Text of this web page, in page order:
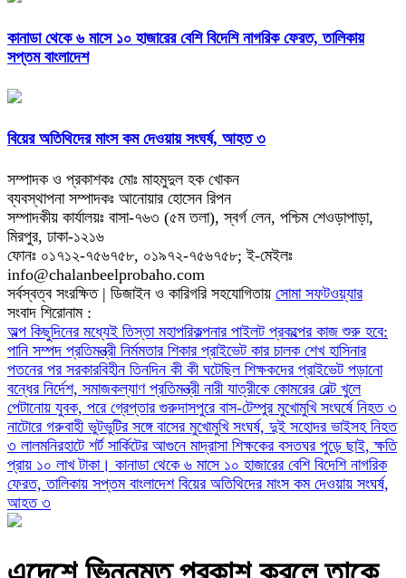
কানাডা থেকে ৬ মাসে ১০ হাজারের বেশি বিদেশি নাগরিক ফেরত, তালিকায়
সপ্তম বাংলাদেশ
বিয়ের অতিথিদের মাংস কম দেওয়ায় সংঘর্ষ, আহত ৩
সম্পাদক ও প্রকাশকঃ মোঃ মাহমুদুল হক খোকন
ব্যবস্থাপনা সম্পাদকঃ আনোয়ার হোসেন রিপন
সম্পাদকীয় কার্যালয়ঃ বাসা-৭৬৩ (৫ম তলা), স্বর্গ লেন, পশ্চিম শেওড়াপাড়া,
মিরপুর, ঢাকা-১২১৬
ফোনঃ ০১৭১২-৭৫৬৭৫৮, ০১৯৭২-৭৫৬৭৫৮; ই-মেইলঃ
info@chalanbeelprobaho.com
সর্বস্বত্ব সংরক্ষিত | ডিজাইন ও কারিগরি সহযোগিতায় সোমা সফটওয়্যার
সংবাদ শিরোনাম :
অল্প কিছুদিনের মধ্যেই তিস্তা মহাপরিকল্পনার পাইলট প্রকল্পের কাজ শুরু হবে:
পানি সম্পদ প্রতিমন্ত্রী নির্মমতার শিকার প্রাইভেট কার চালক শেখ হাসিনার
পতনের পর সরকারবিহীন তিনদিন কী কী ঘটেছিল শিক্ষকদের প্রাইভেট পড়ানো
বন্ধের নির্দেশ, সমাজকল্যাণ প্রতিমন্ত্রী নারী যাত্রীকে কোমরের বেল্ট খুলে
পেটানোয় যুবক, পরে গ্রেপ্তার গুরুদাসপুরে বাস-টেম্পুর মুখোমুখি সংঘর্ষে নিহত ৩
নাটোরে গরুবাহী ভুটভুটির সঙ্গে বাসের মুখোমুখি সংঘর্ষ, দুই সহোদর ভাইসহ নিহত
৩ লালমনিরহাটে শর্ট সার্কিটের আগুনে মাদ্রাসা শিক্ষকের বসতঘর পুড়ে ছাই, ক্ষতি
প্রায় ১০ লাখ টাকা। কানাডা থেকে ৬ মাসে ১০ হাজারের বেশি বিদেশি নাগরিক
ফেরত, তালিকায় সপ্তম বাংলাদেশ বিয়ের অতিথিদের মাংস কম দেওয়ায় সংঘর্ষ,
আহত ৩